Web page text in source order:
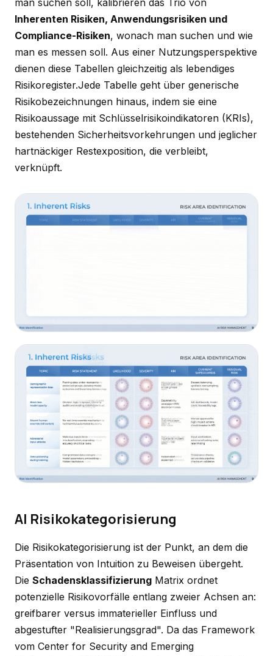
man suchen soll, kalibrieren das Trio von
Inherenten Risiken, Anwendungsrisiken und
Compliance-Risiken, wonach man suchen und wie
man es messen soll. Aus einer Nutzungsperspektive
dienen diese Tabellen gleichzeitig als lebendiges
Risikoregister.Jede Tabelle geht über generische
Risikobezeichnungen hinaus, indem sie eine
Risikoaussage mit Schlüsselrisikoindikatoren (KRIs),
bestehenden Sicherheitsvorkehrungen und jeglicher
hartnäckiger Restexposition, die verbleibt,
verknüpft.
AI Risikokategorisierung
Die Risikokategorisierung ist der Punkt, an dem die
Präsentation von Intuition zu Beweisen übergeht.
Die Schadensklassifizierung Matrix ordnet
potenzielle Risikovorfälle entlang zweier Achsen an:
greifbarer versus immaterieller Einfluss und
abgestufter "Realisierungsgrad". Da das Framework
vom Center for Security and Emerging